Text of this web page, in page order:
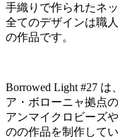
手織りで作られたネ
全てのデザインは職
の作品です。
Borrowed Light #27 は
ア・ボローニャ拠点
アンマイクロビーズ
のの作品を制作して